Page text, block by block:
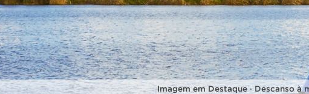
Imagem em Destaque · Descanso à